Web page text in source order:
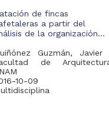
de fincas
a partir del
de la organización...
Guzmán, Javier
de
10-09